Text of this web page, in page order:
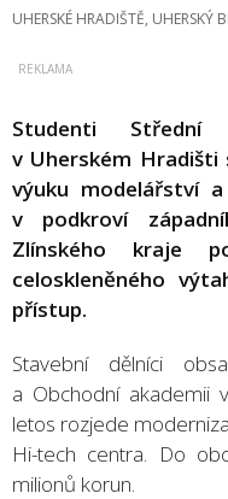
UHERSKÉ HRADIŠTĚ, UHERSKÝ
Studenti Střední
v Uherském
výuku modelářství
v podkroví
Zlínského kraje
celoskleněného
přístup.
Stavební dělníci
a Obchodní akademii
letos rozjede
Hi-tech centra. Do
milionů korun.